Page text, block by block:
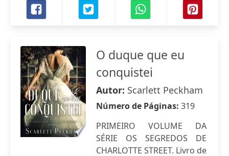
O duque que eu
conquistei
Autor: Scarlett Peckham
Número de Páginas: 319
PRIMEIRO VOLUME DA
SÉRIE OS SEGREDOS DE
CHARLOTTE STREET. Livro de